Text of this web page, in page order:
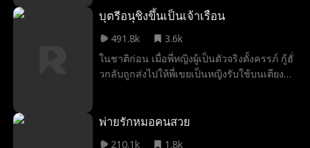
ซ่อนประกายของตนเอง และยอมผูกพันธะหมั้น
ตามลำดับญาติแล้วอาจเรียกได้ว่า “อา”
ประสบอุบัติเหตุทางรถยนต์ หยกประจำตระกูล
ไปยังพระราชวังแห่งราชวงศ์ต้าเฉียน เธอเผลอ
ใช้พิซซ่ารักษาอาการเบื่อพระกระยาหารของอิ๋
งอี้ฮ่องเต้ผู้ก่อตั้งราชวงศ์โดยไม่ตั้งใจ จึงหลีก
เธอ ชลธิชาค้นพบว่ากล่องส่งอาหารสามารถ
บุตรีอนุชิงขึ้นเป็นเจ้าเรือน
491.8k
3.6k
ในชาติก่อน เมื่อพี่หญิงผู้เป็นตัวจริงตั้งครรภ์ กู้ฮั่
วกลับถูกส่งไปให้พี่เขยเป็นหญิงรับใช้บนเตียง
มามีลมหายใจอีกครา กู่ฮั่วจึงวางแผนอย่างระ
พ่ายรักหมอคนสวย
210.1k
1.8k